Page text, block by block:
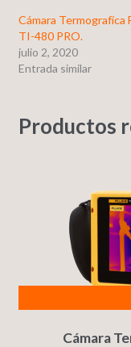
Cámara Termografíca
TI-480 PRO.
julio 2, 2020
Entrada similar
Productos
Cámara